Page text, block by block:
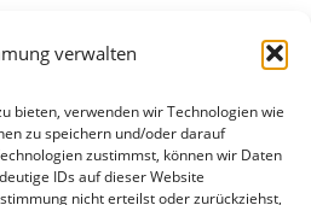
verwalten
bieten, verwenden wir Technologien wie
zu speichern und/oder darauf
zustimmst, können wir Daten
IDs auf dieser Website
nicht erteilst oder zurückziehst,